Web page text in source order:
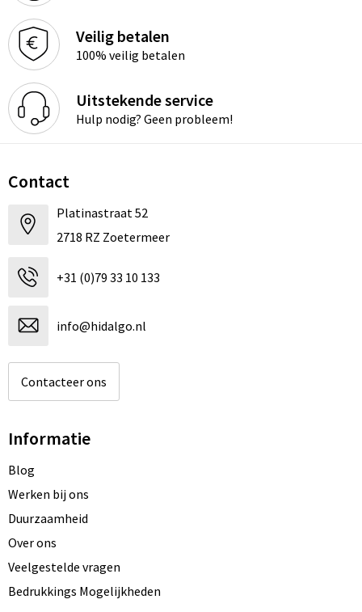
Veilig betalen
100% veilig betalen
Uitstekende service
Hulp nodig? Geen probleem!
Contact
Platinastraat 52
2718 RZ Zoetermeer
+31 (0)79 33 10 133
info@hidalgo.nl
Contacteer ons
Informatie
Blog
Werken bij ons
Duurzaamheid
Over ons
Veelgestelde vragen
Bedrukkings Mogelijkheden